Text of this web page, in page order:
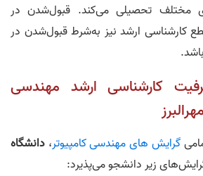
مختلف تحصیلی می‌کند. قبول‌شدن در
کارشناسی ارشد نیز به‌شرط قبول‌شدن در
کارشناسی ارشد مهندسی
گرایش های مهندسی کامپیوتر، دانشگاه
زیر دانشجو می‌پذیرد: